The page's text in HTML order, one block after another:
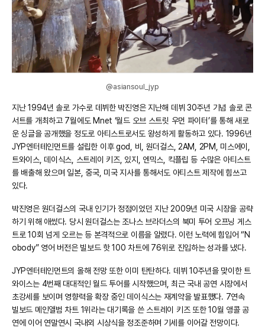
@asiansoul_jyp
지난 1994년 솔로 가수로 데뷔한 박진영은 지난해 데뷔 30주년 기념 솔로 콘
서트를 개최하고 7월에도 Mnet ‘월드 오브 스트릿 우먼 파이터’를 통해 새로
운 싱글을 공개했을 정도로 아티스트로서도 왕성하게 활동하고 있다. 1996년
JYP엔터테인먼트를 설립한 이후 god, 비, 원더걸스, 2AM, 2PM, 미스에이,
트와이스, 데이식스, 스트레이 키즈, 있지, 엔믹스, 킥플립 등 수많은 아티스트
를 배출해 왔으며 일본, 중국, 미국 지사를 통해서도 아티스트 제작에 힘쓰고
있다.
박진영은 원더걸스의 국내 인기가 정점이었던 지난 2009년 미국 시장을 공략
하기 위해 애썼다. 당시 원더걸스는 조나스 브라더스의 북미 투어 오프닝 게스
트로 10회 넘게 오르는 등 본격적으로 이름을 알렸다. 이런 노력에 힘입어 “N
obody” 영어 버전은 빌보드 핫 100 차트에 76위로 진입하는 성과를 냈다.
JYP엔터테인먼트의 올해 전망 또한 이미 탄탄하다. 데뷔 10주년을 맞이한 트
와이스는 4번째 대대적인 월드 투어를 시작했으며, 최근 국내 공연 시장에서
초강세를 보이며 영향력을 확장 중인 데이식스는 재계약을 발표했다. 7연속
빌보드 메인앨범 차트 1위라는 대기록을 쓴 스트레이 키즈 또한 10월 앵콜 공
연에 이어 연말연시 국내외 시상식을 정조준하며 기세를 이어갈 전망이다.